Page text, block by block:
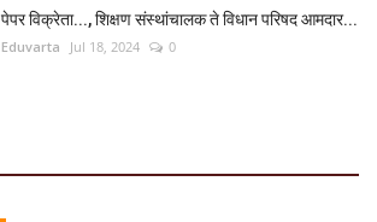
पेपर विक्रेता..., शिक्षण संस्थांचालक ते विधान परिषद आमदार...
Eduvarta Jul 18, 2024 0